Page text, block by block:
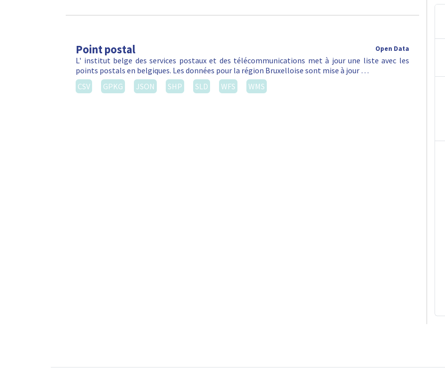
Point postal Open Data
L' institut belge des services postaux et des télécommunications met à jour une liste avec les
points postals en belgiques. Les données pour la région Bruxelloise sont mise à jour …
CSV
GPKG JSON SHP SLD WFS WMS